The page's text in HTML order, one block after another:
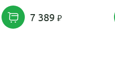
7 389